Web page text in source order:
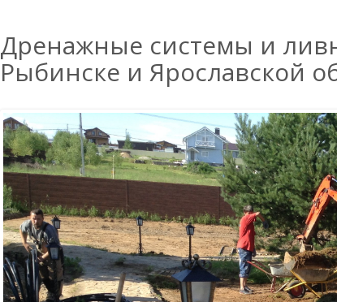
Дренажные системы и
Рыбинске и Ярославской